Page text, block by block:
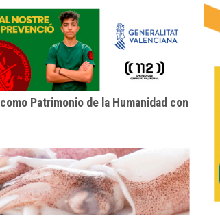
Patrimonio de la Humanidad con